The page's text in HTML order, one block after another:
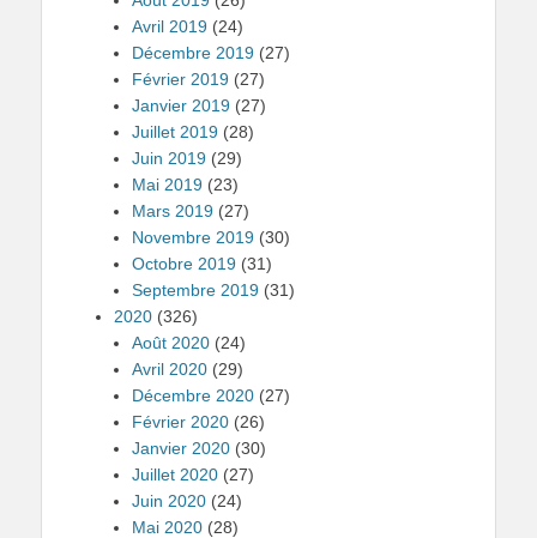
Avril 2019 (24)
Décembre 2019 (27)
Février 2019 (27)
Janvier 2019 (27)
Juillet 2019 (28)
Juin 2019 (29)
Mai 2019 (23)
Mars 2019 (27)
Novembre 2019 (30)
Octobre 2019 (31)
Septembre 2019 (31)
2020 (326)
Août 2020 (24)
Avril 2020 (29)
Décembre 2020 (27)
Février 2020 (26)
Janvier 2020 (30)
Juillet 2020 (27)
Juin 2020 (24)
Mai 2020 (28)